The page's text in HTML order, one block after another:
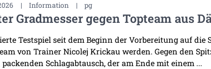
| Information | pg
Gradmesser gegen Topteam aus
Testspiel seit dem Beginn der Vorbereitung auf
von Trainer Nicolej Krickau werden. Gegen den
Schlagabtausch, der am Ende mit einem ...